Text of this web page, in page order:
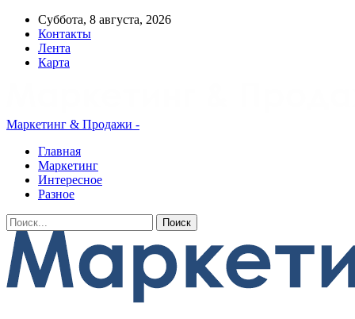
Суббота, 8 августа, 2026
Контакты
Лента
Карта
Маркетинг & Продажи -
Главная
Маркетинг
Интересное
Разное